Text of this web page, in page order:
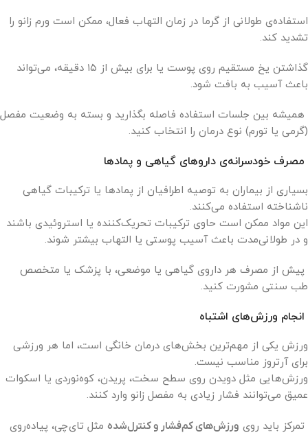
استفاده‌ی طولانی از گرما در زمان التهاب فعال، ممکن است ورم زانو را
تشدید کند.
گذاشتن یخ مستقیم روی پوست یا برای بیش از ۱۵ دقیقه، می‌تواند
باعث آسیب به بافت شود.
همیشه بین جلسات استفاده فاصله بگذارید و بسته به وضعیت مفصل
(گرمی یا تورم) نوع درمان را انتخاب کنید.
مصرف خودسرانه‌ی داروهای گیاهی و پمادها
بسیاری از بیماران به توصیه اطرافیان از پمادها یا ترکیبات گیاهی
ناشناخته استفاده می‌کنند.
این مواد ممکن است حاوی ترکیبات تحریک‌کننده یا استروئیدی باشند
و در طولانی‌مدت باعث آسیب پوستی یا التهاب بیشتر شوند.
پیش از مصرف هر داروی گیاهی یا موضعی، با پزشک یا متخصص
طب سنتی مشورت کنید.
انجام ورزش‌های اشتباه
ورزش یکی از مهم‌ترین بخش‌های درمان خانگی است، اما هر ورزشی
برای آرتروز مناسب نیست.
ورزش‌هایی مثل دویدن روی سطح سخت، پریدن، کوه‌نوردی یا اسکوات
عمیق می‌توانند فشار زیادی به مفصل زانو وارد کنند.
تمرکز باید روی ورزش‌های کم‌فشار و کنترل‌شده مثل تای‌چی، پیاده‌روی